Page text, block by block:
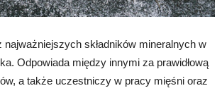
najważniejszych składników mineralnych w
Odpowiada między innymi za prawidłową
a także uczestniczy w pracy mięśni oraz